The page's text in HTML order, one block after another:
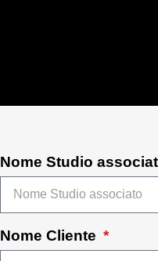
Nome Studio
Nome Cliente